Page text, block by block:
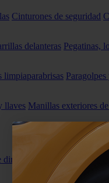
Cinturones de seguridad
delanteras Pegatinas,
limpiaparabrisas
llaves Manillas exteriores
dirección asistida